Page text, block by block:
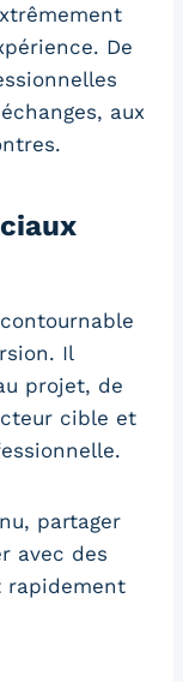
De
aux
Il
projet, de
cible et
partager
avec des
rapidement